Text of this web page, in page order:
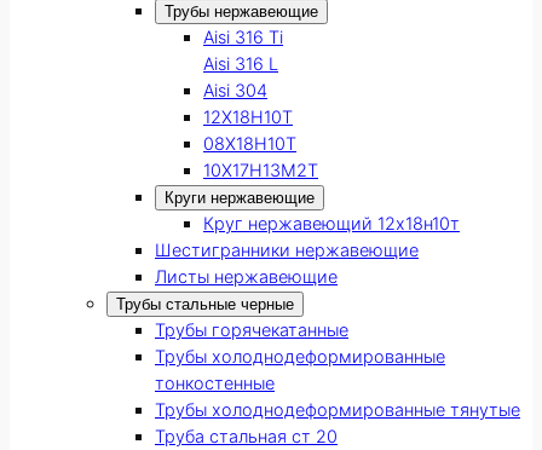
Трубы нержавеющие
Aisi 316 Ti
Aisi 316 L
Aisi 304
12Х18Н10Т
08Х18Н10Т
10Х17Н13М2Т
Круги нержавеющие
Круг нержавеющий 12х18н10т
Шестигранники нержавеющие
Листы нержавеющие
Трубы стальные черные
Трубы горячекатанные
Трубы холоднодеформированные
тонкостенные
Трубы холоднодеформированные тянутые
Труба стальная ст 20